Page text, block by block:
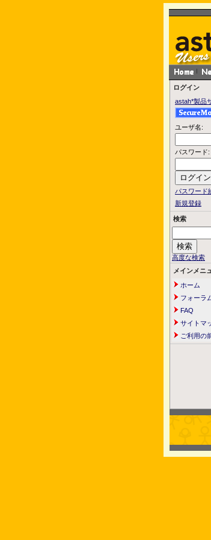
ログイン
astah*製品
ユーザ名:
パスワード:
パスワード
新規登録
検索
高度な検索
メインメニ
ホーム
フォーラ
FAQ
サイトマ
ご利用の